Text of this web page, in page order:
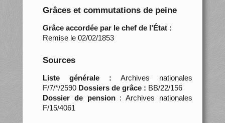
Grâces et commutations de peine
Grâce accordée par le chef de l’État :
Remise le 02/02/1853
Sources
Liste générale : Archives nationales
F/7/*/2590 Dossiers de grâce : BB/22/156
Dossier de pension: Archives nationales
F/15/4061